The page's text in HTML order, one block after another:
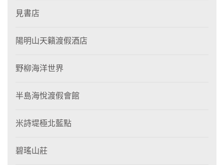
見書店
陽明山天籟渡假酒店
野柳海洋世界
半島海悅渡假會館
米詩堤極北藍點
碧瑤山莊